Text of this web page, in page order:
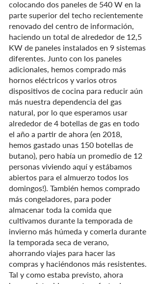
colocando dos paneles de 540 W en la
parte superior del techo recientemente
renovado del centro de información,
haciendo un total de alrededor de 12,5
KW de paneles instalados en 9 sistemas
diferentes. Junto con los paneles
adicionales, hemos comprado más
hornos eléctricos y varios otros
dispositivos de cocina para reducir aún
más nuestra dependencia del gas
natural, por lo que esperamos usar
alrededor de 4 botellas de gas en todo
el año a partir de ahora (en 2018,
hemos gastado unas 150 botellas de
butano), pero había un promedio de 12
personas viviendo aquí y estábamos
abiertos para el almuerzo todos los
domingos!). También hemos comprado
más congeladores, para poder
almacenar toda la comida que
cultivamos durante la temporada de
invierno más húmeda y comerla durante
la temporada seca de verano,
ahorrando viajes para hacer las
compras y haciéndonos más resistentes.
Tal y como estaba previsto, ahora